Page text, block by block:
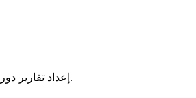
إعداد تقارير دورية عن خدمات المختبرات التحليلية وكفاءة تشغيل الأجهزة المنضوية تحته وتقديمها لنائب المدير العام للشئون الفنية.